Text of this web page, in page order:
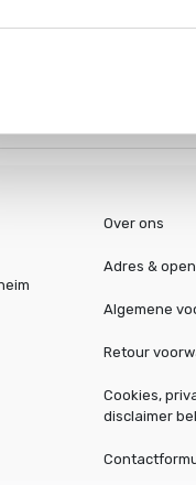
te verlengen
tot
Over ons
Adres &
Algemene
Retour
Cookies,
disclaimer